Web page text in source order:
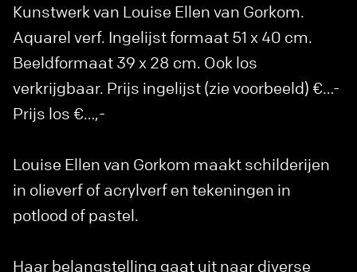
Kunstwerk van Louise Ellen van Gorkom.
Aquarel verf. Ingelijst formaat 51 x 40 cm.
Beeldformaat 39 x 28 cm. Ook los
verkrijgbaar. Prijs ingelijst (zie voorbeeld) €…-
Prijs los €…,-
Louise Ellen van Gorkom maakt schilderijen
in olieverf of acrylverf en tekeningen in
potlood of pastel.
Haar belangstelling gaat uit naar diverse